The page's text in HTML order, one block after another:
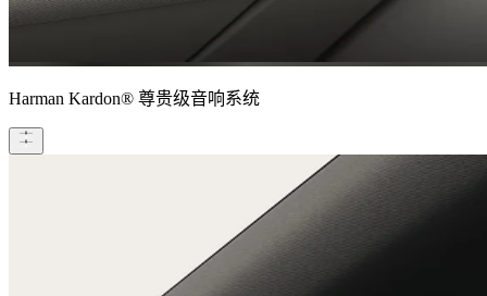
Harman Kardon® 尊贵级音响系统